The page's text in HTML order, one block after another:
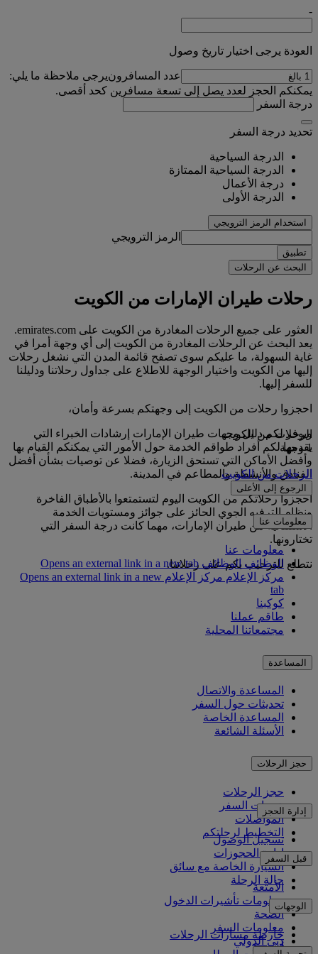
-
العودة يرجى اختيار تاريخ وصول
عدد المسافرونيرجى ملاحظة ما يلي:
يمكنكم الحجز لعدد يصل إلى تسعة مسافرين كحد أقصى.
درجة السفر
تحديد درجة السفر
الدرجة السياحية
الدرجة السياحية الممتازة
درجة الأعمال
الدرجة الأولى
استخدام الرمز الترويجي
الرمز الترويجي
تطبيق
البحث عن الرحلات
رحلات طيران الإمارات من الكويت
العثور على جميع الرحلات المغادرة من الكويت على emirates.com.
يعد البحث عن الرحلات المغادرة من الكويت إلى أي وجهة أمرا في
غاية السهولة، ما عليكم سوى تصفح قائمة المدن التي نشغل رحلات
إليها من الكويت واختيار الوجهة للاطلاع على جداول رحلاتنا ودليلنا
للسفر إليها.
احجزوا رحلات من الكويت إلى وجهتكم بسرعة وأمان،
ويوفر لكم دليل وجهات طيران الإمارات إرشادات الخبراء التي
يقدمها لكم أفراد طواقم الخدمة حول الأمور التي يمكنكم القيام بها
وأفضل الأماكن التي تستحق الزيارة، فضلا عن توصيات بشأن أفضل
الفنادق والأنشطة والمطاعم في المدينة.
احجزوا رحلاتكم من الكويت اليوم لتستمتعوا بالأطباق الفاخرة
ونظام الترفيه الجوي الحائز على جوائز ومستويات الخدمة
الاستثنائية من طيران الإمارات، مهما كانت درجة السفر التي
تختارونها.
نتطلع للترحيب بكم على رحلاتنا.
الرحلات من الكويت
1 وجهة
الرحلات من الكويت
الرجوع إلى الأعلى
معلومات عنا
معلومات عنا
الوظائف الوظائف Opens an external link in a new tab
مركز الإعلام
مركز الإعلام Opens an external link in a new
tab
كوكبنا
طاقم عملنا
مجتمعاتنا المحلية
المساعدة
المساعدة والاتصال
تحديثات حول السفر
المساعدة الخاصة
الأسئلة الشائعة
حجز الرحلات
حجز الرحلات
خدمات السفر
المواصلات
التخطيط لرحلتكم
إدارة الحجز
تسجيل الوصول
إدارة الحجوزات
السيارة الخاصة مع سائق
حالة الرحلة
قبل السفر
الأمتعة
معلومات تأشيرات الدخول
الصحة
معلومات السفر
دبي الدولي
الوجهات
خارطة مسارات الرحلات
أفريقيا